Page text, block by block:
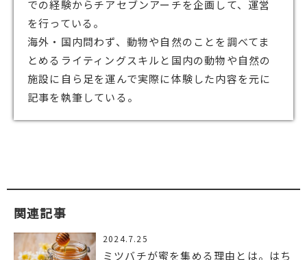
での経験からチアセブンアーチを企画して、運営
を行っている。
海外・国内問わず、動物や自然のことを調べてま
とめるライティングスキルと国内の動物や自然の
施設に自ら足を運んで実際に体験した内容を元に
記事を執筆している。
関連記事
2024.7.25
ミツバチが蜜を集める理由とは。はち